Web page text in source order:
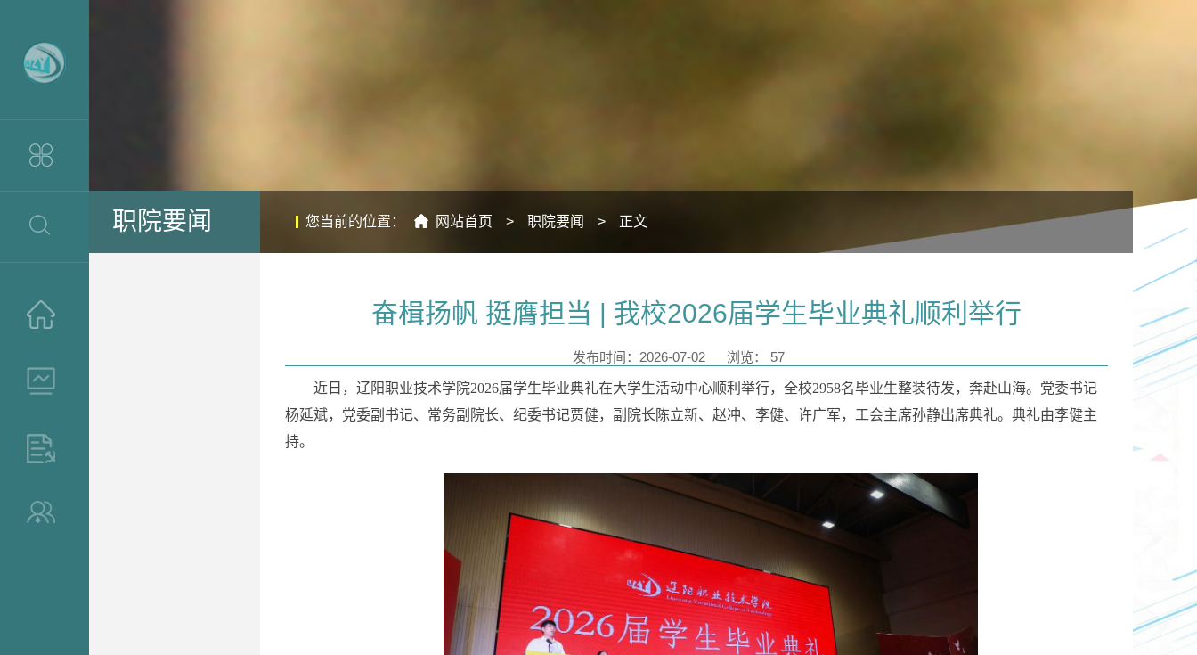
职院要闻 您当前的位置： 网站首页 > 职院要闻 > 正文
奋楫扬帆 挺膺担当 | 我校2026届学生毕业典礼顺利举行
发布时间：2026-07-02 浏览： 57
近日，辽阳职业技术学院2026届学生毕业典礼在大学生活动中心顺利举行，全校2958名毕业生整装待发，奔赴山海。党委书记
杨延斌，党委副书记、常务副院长、纪委书记贾健，副院长陈立新、赵冲、李健、许广军，工会主席孙静出席典礼。典礼由李健主
持。